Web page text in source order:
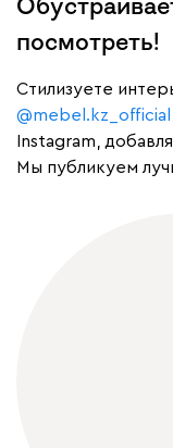
посмотреть!
Cтилизуете
@mebel.kz_official
Instagram,
Мы публикуем